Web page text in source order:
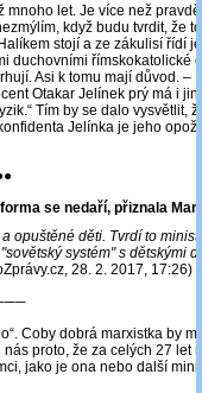
mnoho let. Je více než
když budu tvrdit, že
stojí a ze zákulisí řídí
duchovními římskokatolické
Asi k tomu mají důvod. –
Otakar Jelínek prý má i
Tím by se dalo vysvětlit,
Jelínka je jeho
se nedaří, přiznala
opuštěné děti. Tvrdí to
systém" s dětskými
28. 2. 2017, 17:26)
Coby dobrá marxistka by
proto, že za celých 27 let
jako je ona nebo další